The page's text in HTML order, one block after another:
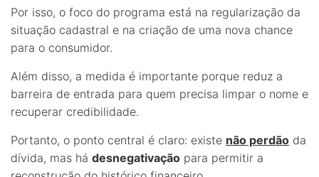
Por isso, o foco do programa está na regularização da
situação cadastral e na criação de uma nova chance
para o consumidor.
Além disso, a medida é importante porque reduz a
barreira de entrada para quem precisa limpar o nome e
recuperar credibilidade.
Portanto, o ponto central é claro: existe não perdão da
dívida, mas há desnegativação para permitir a